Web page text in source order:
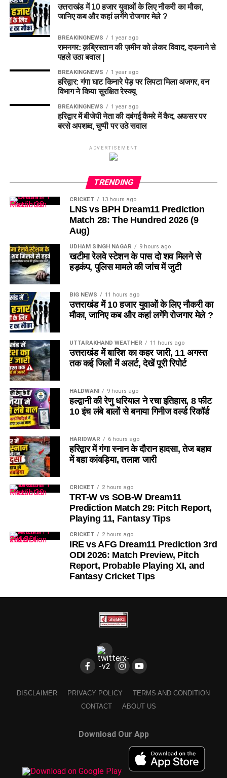
उत्तराखंड में 10 हजार युवाओं के लिए नौकरी का मौका,
जानिए कब और कहां लगेंगे रोजगार मेले ?
BREAKINGNEWS 1 year ago
रामनगर: क़ब्रिस्तान की ज़मीन को लेकर विवाद, दफनाने से
पहले उठा बवाल |
BREAKINGNEWS 1 year ago
हरिद्वार: गंगा घाट किनारे पेड़ पर लिपटा मिला अजगर, वन
विभाग ने किया सुरक्षित रेस्क्यू
BREAKINGNEWS 1 year ago
हरिद्वार में बीजेपी नेता की दबंगई कैमरे में कैद, अफसर पर
बरसे अपशब्द, चुप्पी पर उठे सवाल
ADVERTISEMENT
TRENDING
CRICKET 13 hours ago
LNS vs BPH Dream11 Prediction
Match 28: The Hundred 2026 (9
Aug)
UDHAM SINGH NAGAR 9 hours ago
खटीमा रेलवे स्टेशन के पास दो शव मिलने से
हड़कंप, पुलिस मामले की जांच में जुटी
BIG NEWS 11 hours ago
उत्तराखंड में 10 हजार युवाओं के लिए नौकरी का
मौका, जानिए कब और कहां लगेंगे रोजगार मेले ?
UTTARAKHAND WEATHER 11 hours ago
उत्तराखंड में बारिश का कहर जारी, 11 अगस्त
तक कई जिलों में अलर्ट, देखें पूरी रिपोर्ट
HALDWANI 9 hours ago
हल्द्वानी की रेणु धरियाल ने रचा इतिहास, 8 फीट
10 इंच लंबे बालों से बनाया गिनीज वर्ल्ड रिकॉर्ड
HARIDWAR 6 hours ago
हरिद्वार में गंगा स्नान के दौरान हादसा, तेज बहाव
में बहा कांवड़िया, तलाश जारी
CRICKET 2 hours ago
TRT-W vs SOB-W Dream11
Prediction Match 29: Pitch Report,
Playing 11, Fantasy Tips
CRICKET 2 hours ago
IRE vs AFG Dream11 Prediction 3rd
ODI 2026: Match Preview, Pitch
Report, Probable Playing XI, and
Fantasy Cricket Tips
DISCLAIMER PRIVACY POLICY
TERMS AND CONDITION
CONTACT
ABOUT US
Download Our App